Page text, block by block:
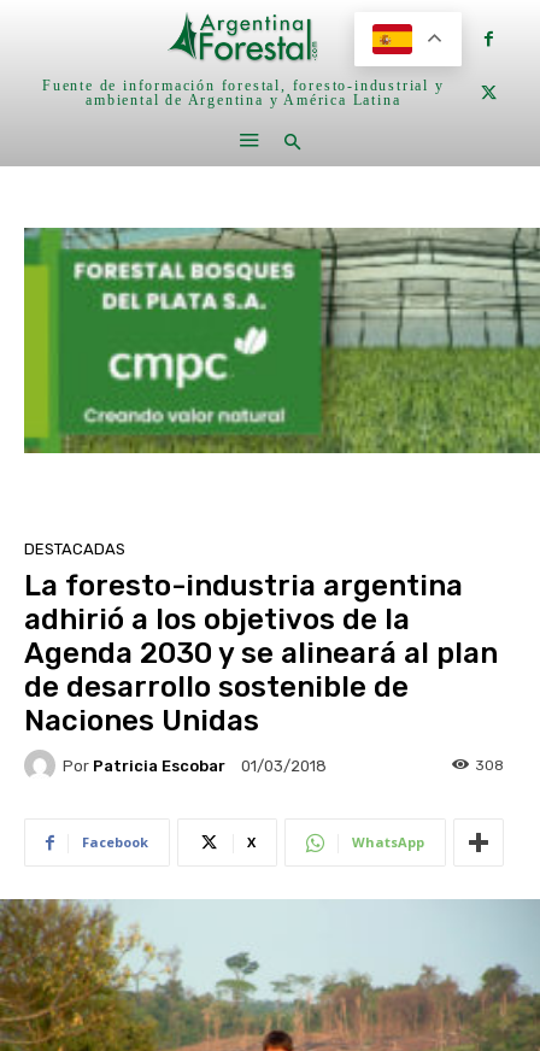
Fuente de información forestal, foresto-industrial y
ambiental de Argentina y América Latina
DESTACADAS
La foresto-industria argentina
adhirió a los objetivos de la
Agenda 2030 y se alineará al plan
de desarrollo sostenible de
Naciones Unidas
Por Patricia Escobar 01/03/2018 308
Facebook X WhatsApp